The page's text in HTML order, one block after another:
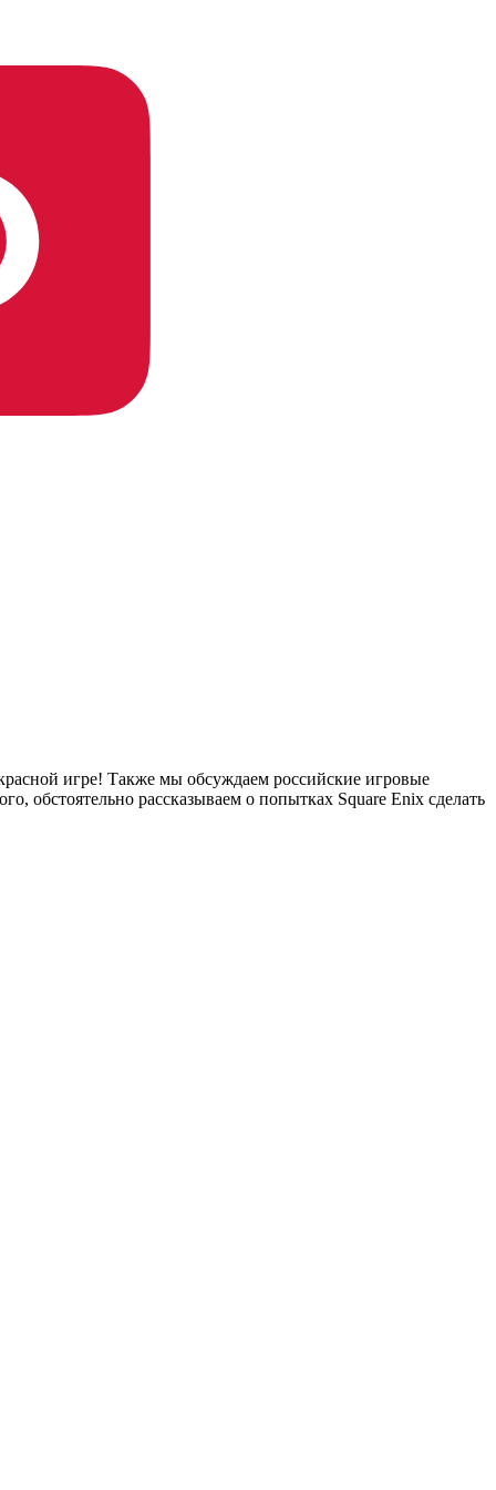
игре! Также мы обсуждаем российские игровые
обстоятельно рассказываем о попытках Square Enix сделать